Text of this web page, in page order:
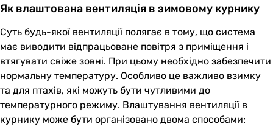
Як влаштована вентиляція в зимовому курнику
Суть будь-якої вентиляції полягає в тому, що система
має виводити відпрацьоване повітря з приміщення і
втягувати свіже зовні. При цьому необхідно забезпечити
нормальну температуру. Особливо це важливо взимку
та для птахів, які можуть бути чутливими до
температурного режиму. Влаштування вентиляції в
курнику може бути організовано двома способами: